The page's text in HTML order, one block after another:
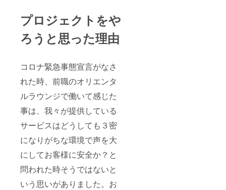
プロジェクトをや
ろうと思った理由
コロナ緊急事態宣言がなさ
れた時、前職のオリエンタ
ルラウンジで働いて感じた
事は、我々が提供している
サービスはどうしても３密
になりがちな環境で声を大
にしてお客様に安全か？と
問われた時そうではないと
いう思いがありました。お